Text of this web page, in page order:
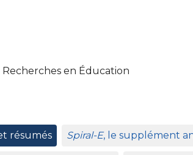
Recherches en Éducation
résumés Spiral-E, le supplément